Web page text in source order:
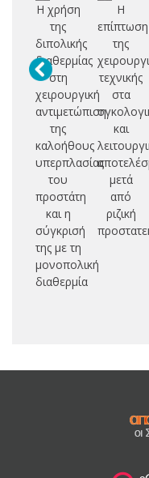
Η χρήση
της
διπολικής
διαθερμίας
στη
χειρουργική
αντιμετώπιση
της
καλοήθους
υπερπλασίας
του
προστάτη
και η
σύγκρισή
της με τη
μονοπολική
διαθερμία
Η
επίπτωση
της
τεχνικής
στα
και
μετά
από
ριζική